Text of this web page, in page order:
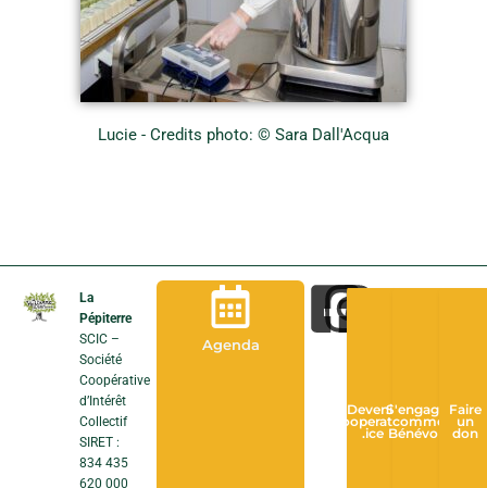
Lucie - Credits photo: © Sara Dall'Acqua
La
Pépiterre
SCIC –
Société
Coopérative
d’Intérêt
Collectif
SIRET :
834 435
620 000
Agenda
Devenir
Cooperateur
.ice
S'engager
comme
Bénévole
Faire
un
don